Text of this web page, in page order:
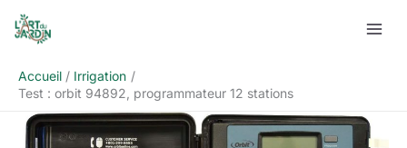
Aller
Accueil
Irrigation
Test : orbit 94892, programmateur 12 stations
Rechercher